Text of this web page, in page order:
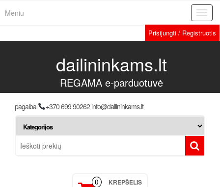
Meniu
Prisijungti / Registruotis
dailininkams.lt
REGAMA e-parduotuvė
pagalba +370 699 90262 info@dailininkams.lt
0 KREPŠELIS